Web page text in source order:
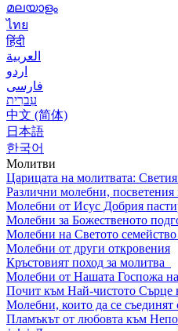
മലയാളം
ไทย
हिंदी
العربية
اردو
فارسی
עִברִית
中文 (简体)
日本語
한국어
Молитви
Царицата на молитвата:
Различни молебни, посветения
Молебни от Исус Добрия
Молебни за Божественото
Молебни на Светото
Молебни от други откровения
Кръстовият поход за молитва
Молебни от Нашата Госпожа
Почит към Най-чистото
Молебни, които да се съединят
Пламъкът от любовта към